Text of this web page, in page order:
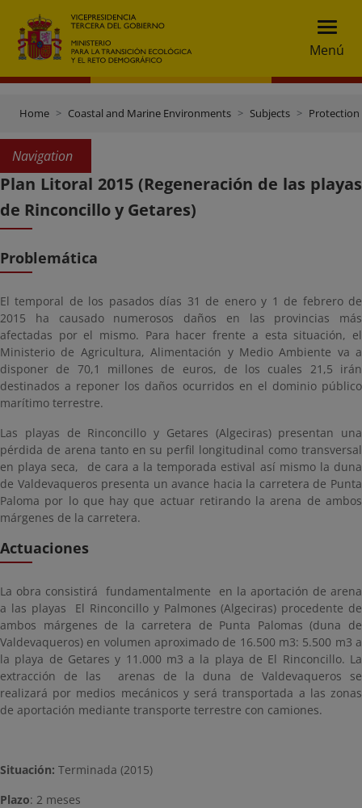
Menú
Home Coastal and Marine Environments Subjects
Navigation
Plan Litoral 2015 (Regeneración de las playas
de Rinconcillo y Getares)
Problemática
El temporal de los pasados días 31 de enero y 1 de febrero de
2015 ha causado numerosos daños en las provincias más
afectadas por el mismo. Para hacer frente a esta situación, el
Ministerio de Agricultura, Alimentación y Medio Ambiente va a
disponer de 70,1 millones de euros, de los cuales 21,5 irán
destinados a reponer los daños ocurridos en el dominio público
marítimo terrestre.
Las playas de Rinconcillo y Getares (Algeciras) presentan una
pérdida de arena tanto en su perfil longitudinal como transversal
en playa seca, de cara a la temporada estival así mismo la duna
de Valdevaqueros presenta un avance hacia la carretera de Punta
Paloma por lo que hay que actuar retirando la arena de ambos
márgenes de la carretera.
Actuaciones
La obra consistirá fundamentalmente en la aportación de arena
a las playas El Rinconcillo y Palmones (Algeciras) procedente de
ambos márgenes de la carretera de Punta Palomas (duna de
Valdevaqueros) en volumen aproximado de 16.500 m3: 5.500 m3 a
la playa de Getares y 11.000 m3 a la playa de El Rinconcillo. La
extracción de las arenas de la duna de Valdevaqueros se
realizará por medios mecánicos y será transportada a las zonas
de aportación mediante transporte terrestre con camiones.
Situación: Terminada (2015)
Plazo: 2 meses